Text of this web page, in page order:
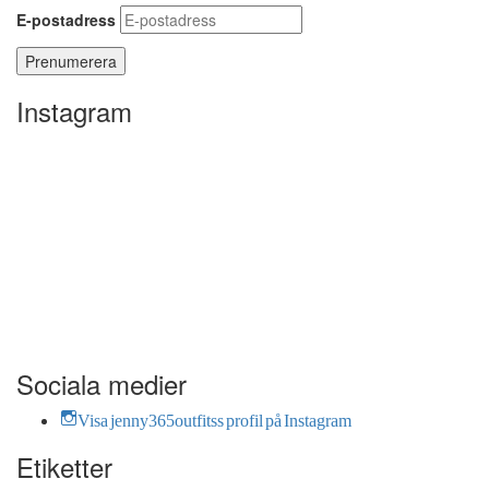
E-postadress
Instagram
Sociala medier
Visa jenny365outfitss profil på Instagram
Etiketter